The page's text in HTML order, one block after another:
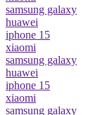
samsung galaxy
huawei
iphone 15
xiaomi
samsung galaxy
huawei
iphone 15
xiaomi
samsung galaxy